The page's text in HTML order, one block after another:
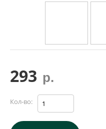
293 р.
Кол-во: